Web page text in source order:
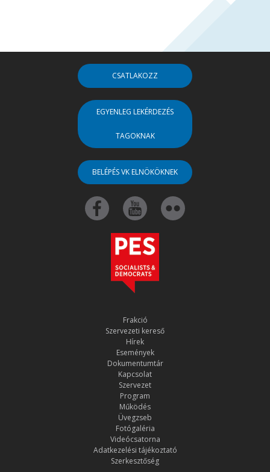
CSATLAKOZZ
EGYENLEG LEKÉRDEZÉS
TAGOKNAK
BELÉPÉS VK ELNÖKÖKNEK
Frakció
Szervezeti kereső
Hírek
Események
Dokumentumtár
Kapcsolat
Szervezet
Program
Működés
Üvegzseb
Fotógaléria
Videócsatorna
Adatkezelési tájékoztató
Szerkesztőség